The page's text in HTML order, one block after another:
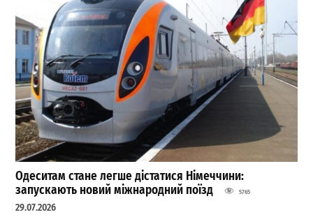
Одеситам стане легше дістатися Німеччини:
запускають новий міжнародний поїзд
5765
29.07.2026